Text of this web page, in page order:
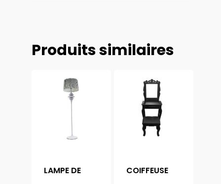
Produits similaires
LAMPE DE
COIFFEUSE